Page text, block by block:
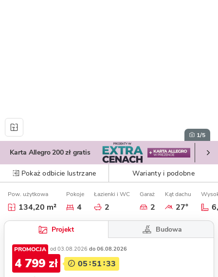
1/5
Karta Allegro 200 zł gratis
Pokaż odbicie lustrzane Warianty i podobne
Pow. użytkowa
134,20 m²
Pokoje
4
Łazienki i WC
2
Garaż
2
Kąt dachu
27°
Projekt Budowa
PROMOCJA od 03.08.2026 do 06.08.2026
05 51 32
4 799 zł